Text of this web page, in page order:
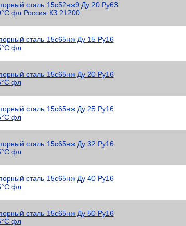
сталь 15с52нж9 Ду 20 Ру63
фл Россия КЗ 21200
сталь 15с65нж Ду 15 Ру16
фл
сталь 15с65нж Ду 20 Ру16
фл
сталь 15с65нж Ду 25 Ру16
фл
сталь 15с65нж Ду 32 Ру16
фл
сталь 15с65нж Ду 40 Ру16
фл
сталь 15с65нж Ду 50 Ру16
фл